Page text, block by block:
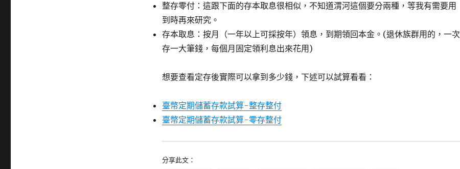
整存零付：這跟下面的存本取息很相似，不知道渭河這個要分兩種，等我有需要用
到時再來研究。
存本取息：按月（一年以上可採按年）領息，到期領回本金。(退休族群用的，一次
存一大筆錢，每個月固定領利息出來花用)
想要查看定存後實際可以拿到多少錢，下述可以試算看看：
臺幣定期儲蓄存款試算-整存整付
臺幣定期儲蓄存款試算-零存整付
分享此文：